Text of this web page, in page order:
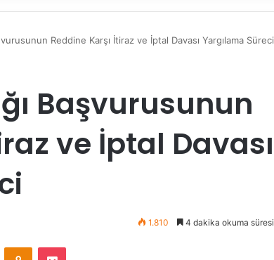
Reddine Karşı İtiraz ve İptal Davası Yargılama Süreci
Başvurusunun
ve İptal Davası
1.810 4 dakika okuma süresi
Odnoklassniki
Pocket